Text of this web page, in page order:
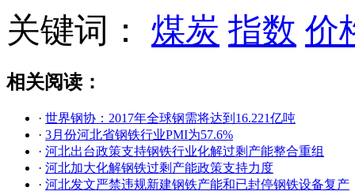
关键词： 煤炭 指数 价
相关阅读：
· 世界钢协：2017年全球钢需将达到16.221亿吨
· 3月份河北省钢铁行业PMI为57.6%
· 河北出台政策支持钢铁行业化解过剩产能整合重组
· 河北加大化解钢铁过剩产能政策支持力度
· 河北发文严禁违规新建钢铁产能和已封停钢铁设备复产